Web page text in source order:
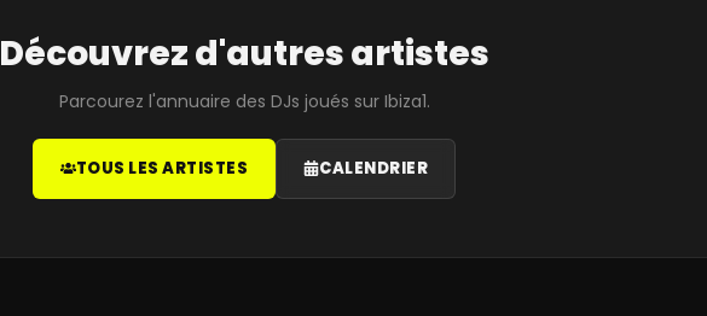
Découvrez d'autres artistes
Parcourez l'annuaire des DJs joués sur Ibiza1.
TOUS LES ARTISTES CALENDRIER